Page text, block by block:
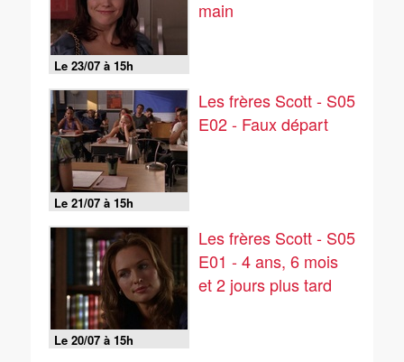
Le 23/07 à 15h
main
Le 21/07 à 15h
Les frères Scott - S05
E02 - Faux départ
Le 20/07 à 15h
Les frères Scott - S05
E01 - 4 ans, 6 mois
et 2 jours plus tard